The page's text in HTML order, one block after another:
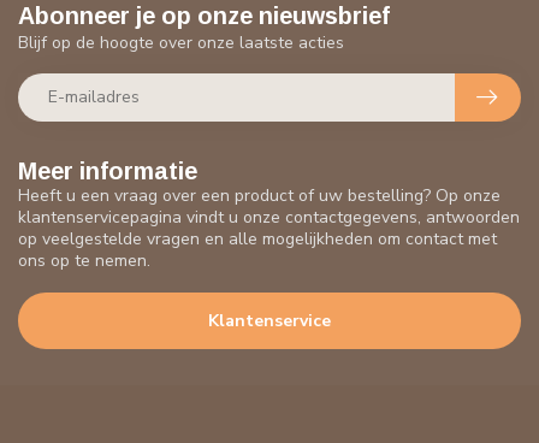
Meer informatie
Heeft u een vraag over een product of uw bestelling? Op onze
klantenservicepagina vindt u onze contactgegevens, antwoorden
op veelgestelde vragen en alle mogelijkheden om contact met
ons op te nemen.
Klantenservice
Abonneer je op onze nieuwsbrief
Blijf op de hoogte over onze laatste acties